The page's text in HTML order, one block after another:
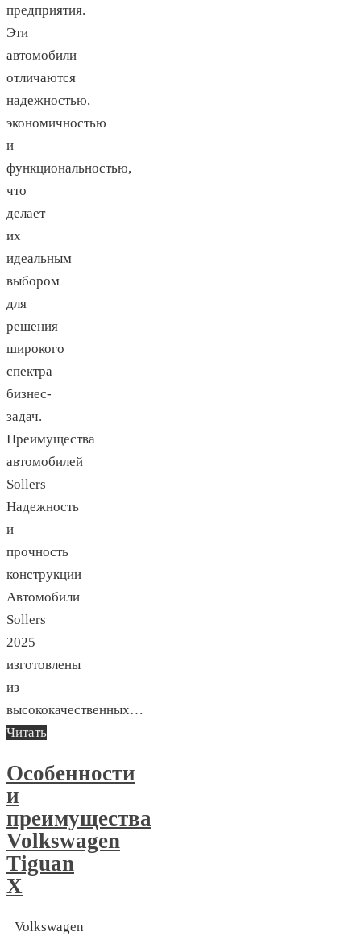
предприятия.
Эти
автомобили
отличаются
надежностью,
экономичностью
и
функциональностью,
что
делает
их
идеальным
выбором
для
решения
широкого
спектра
бизнес-
задач.
Преимущества
автомобилей
Sollers
Надежность
и
прочность
конструкции
Автомобили
Sollers
2025
изготовлены
из
высококачественных…
Читать
Особенности
и
преимущества
Volkswagen
Tiguan
X
Volkswagen